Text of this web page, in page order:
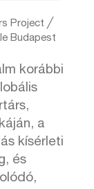
Project ╱
Budapest
korábbi
a
kísérleti
és